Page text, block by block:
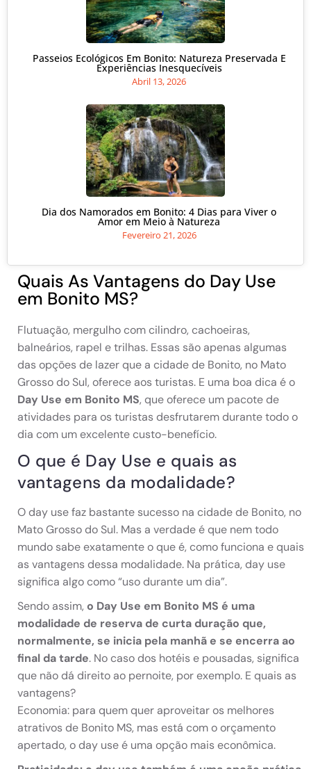
Passeios Ecológicos Em Bonito: Natureza Preservada E
Experiências Inesquecíveis
Abril 13, 2026
Dia dos Namorados em Bonito: 4 Dias para Viver o
Amor em Meio à Natureza
Fevereiro 21, 2026
Quais As Vantagens do Day Use
em Bonito MS?
Flutuação, mergulho com cilindro, cachoeiras,
balneários, rapel e trilhas. Essas são apenas algumas
das opções de lazer que a cidade de Bonito, no Mato
Grosso do Sul, oferece aos turistas. E uma boa dica é o
Day Use em Bonito MS, que oferece um pacote de
atividades para os turistas desfrutarem durante todo o
dia com um excelente custo-benefício.
O que é Day Use e quais as
vantagens da modalidade?
O day use faz bastante sucesso na cidade de Bonito, no
Mato Grosso do Sul. Mas a verdade é que nem todo
mundo sabe exatamente o que é, como funciona e quais
as vantagens dessa modalidade. Na prática, day use
significa algo como “uso durante um dia”.
Sendo assim, o Day Use em Bonito MS é uma
modalidade de reserva de curta duração que,
normalmente, se inicia pela manhã e se encerra ao
final da tarde. No caso dos hotéis e pousadas, significa
que não dá direito ao pernoite, por exemplo. E quais as
vantagens?
Economia: para quem quer aproveitar os melhores
atrativos de Bonito MS, mas está com o orçamento
apertado, o day use é uma opção mais econômica.